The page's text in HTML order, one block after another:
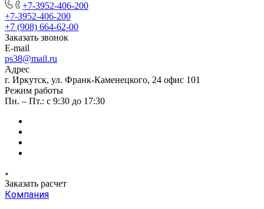
+7-3952-406-200
+7-3952-406-200
+7 (908) 664-62-00
Заказать звонок
E-mail
ps38@mail.ru
Адрес
г. Иркутск, ул. Франк-Каменецкого, 24 офис 101
Режим работы
Пн. – Пт.: с 9:30 до 17:30
Заказать расчет
Компания